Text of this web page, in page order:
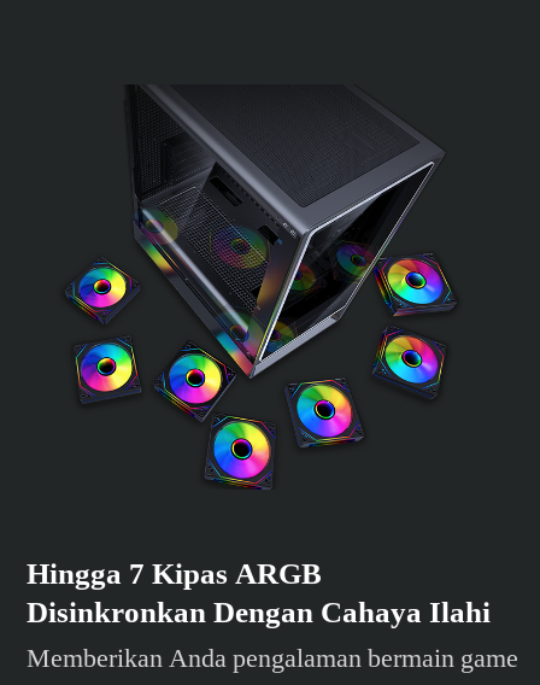
Hingga 7 Kipas ARGB
Disinkronkan Dengan Cahaya Ilahi
Memberikan Anda pengalaman bermain game